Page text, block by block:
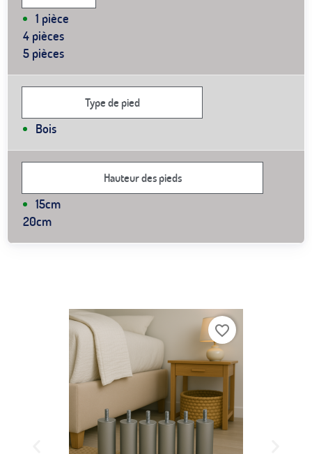
1 pièce
4 pièces
5 pièces
Type de pied
Bois
Hauteur des pieds
15cm
20cm
favorite_border